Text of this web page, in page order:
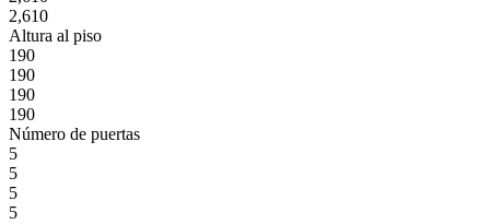
2,610
Altura al piso
190
190
190
190
Número de puertas
5
5
5
5